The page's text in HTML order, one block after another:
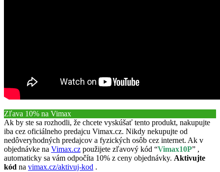
Zľava 10% na Vimax
Ak by ste sa rozhodli, že chcete vyskúšať tento produkt, nakupujte
iba cez oficiálneho predajcu Vimax.cz. Nikdy nekupujte od
nedôveryhodných predajcov a fyzických osôb cez internet. Ak v
objednávke na Vimax.cz použijete zľavový kód “Vimax10P” ,
automaticky sa vám odpočíta 10% z ceny objednávky. Aktivujte
kód na vimax.cz/aktivuj-kod .